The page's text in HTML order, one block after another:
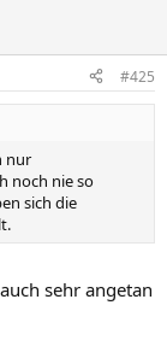
#425
nur
noch nie so
sich die
sehr angetan